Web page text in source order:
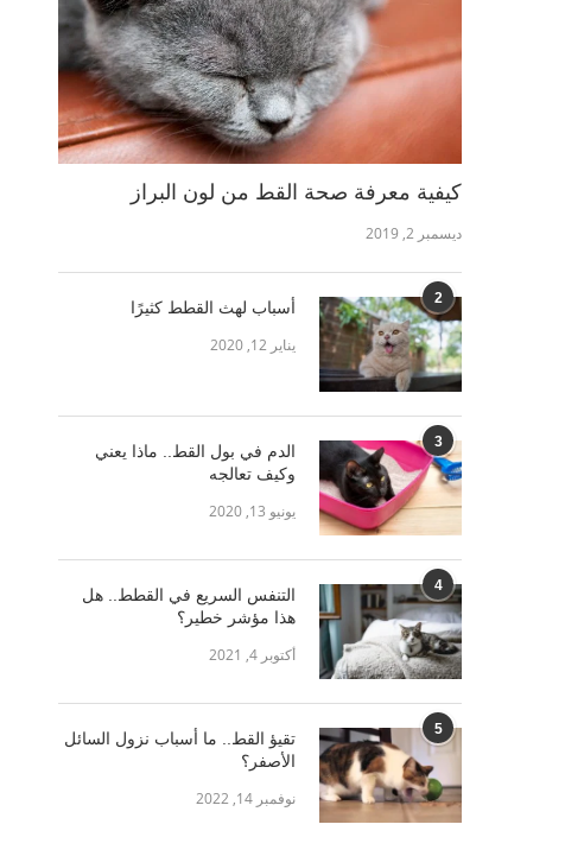
كيفية معرفة صحة القط من لون البراز
ديسمبر 2, 2019
2 أسباب لهث القطط كثيرًا
يناير 12, 2020
3
الدم في بول القط.. ماذا يعني
وكيف تعالجه
يونيو 13, 2020
4
التنفس السريع في القطط.. هل
هذا مؤشر خطير؟
أكتوبر 4, 2021
5
تقيؤ القط.. ما أسباب نزول السائل
الأصفر؟
نوفمبر 14, 2022